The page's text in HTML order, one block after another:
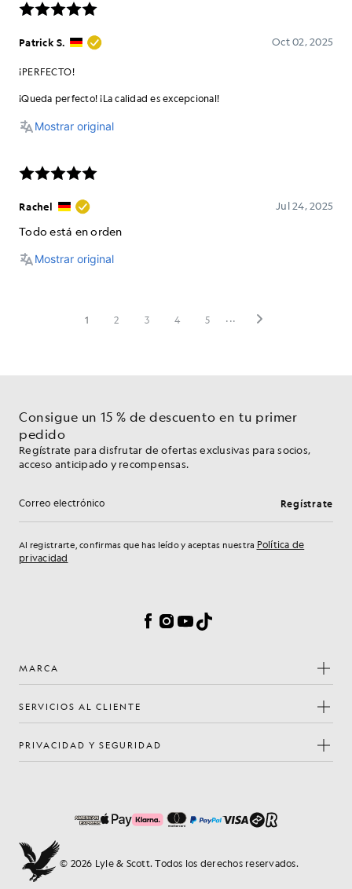
Consigue un 15 % de descuento en tu primer
pedido
Regístrate para disfrutar de ofertas exclusivas para socios,
acceso anticipado y recompensas.
Dirección de correo electrónico Regístrate
Al registrarte, confirmas que has leído y aceptas nuestra Política de
privacidad
Facebook
Instagram
YouTube
TikTok
MARCA
SERVICIOS AL CLIENTE
PRIVACIDAD Y SEGURIDAD
© 2026 Lyle & Scott. Todos los derechos reservados.